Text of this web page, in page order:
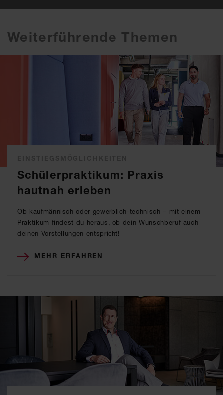
Weiterführende Themen
Schülerpraktikum: Praxis
hautnah erleben
Ob kaufmännisch oder gewerblich-technisch – mit einem
Praktikum findest du heraus, ob dein Wunschberuf auch
deinen Vorstellungen entspricht!
MEHR ERFAHREN